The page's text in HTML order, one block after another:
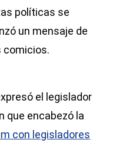
políticas se
un mensaje de
comicios.
el legislador
que encabezó la
con legisladores